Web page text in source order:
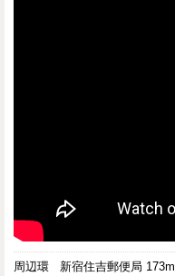
周辺環
新宿住吉郵便局